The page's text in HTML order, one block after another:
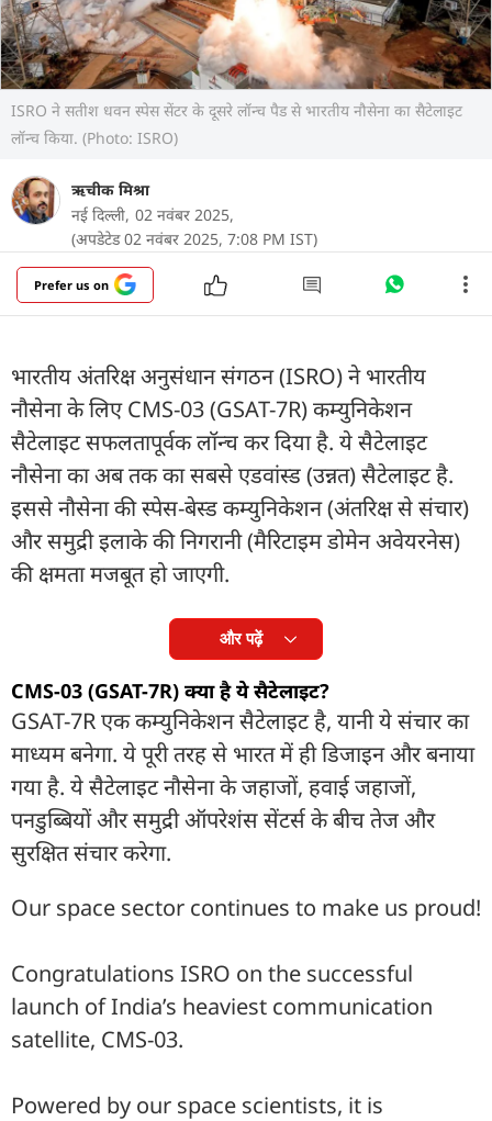
ISRO ने सतीश धवन स्पेस सेंटर के दूसरे लॉन्च पैड से भारतीय नौसेना का सैटेलाइट
लॉन्च किया. (Photo: ISRO)
ऋचीक मिश्रा
नई दिल्ली, 02 नवंबर 2025,
(अपडेटेड 02 नवंबर 2025, 7:08 PM IST)
Prefer us on
भारतीय अंतरिक्ष अनुसंधान संगठन (ISRO) ने भारतीय
नौसेना के लिए CMS-03 (GSAT-7R) कम्युनिकेशन
सैटेलाइट सफलतापूर्वक लॉन्च कर दिया है. ये सैटेलाइट
नौसेना का अब तक का सबसे एडवांस्ड (उन्नत) सैटेलाइट है.
इससे नौसेना की स्पेस-बेस्ड कम्युनिकेशन (अंतरिक्ष से संचार)
और समुद्री इलाके की निगरानी (मैरिटाइम डोमेन अवेयरनेस)
की क्षमता मजबूत हो जाएगी.
और पढ़ें
CMS-03 (GSAT-7R) क्या है ये सैटेलाइट?
GSAT-7R एक कम्युनिकेशन सैटेलाइट है, यानी ये संचार का
माध्यम बनेगा. ये पूरी तरह से भारत में ही डिजाइन और बनाया
गया है. ये सैटेलाइट नौसेना के जहाजों, हवाई जहाजों,
पनडुब्बियों और समुद्री ऑपरेशंस सेंटर्स के बीच तेज और
सुरक्षित संचार करेगा.
Our space sector continues to make us proud!
Congratulations ISRO on the successful
launch of India’s heaviest communication
satellite, CMS-03.
Powered by our space scientists, it is